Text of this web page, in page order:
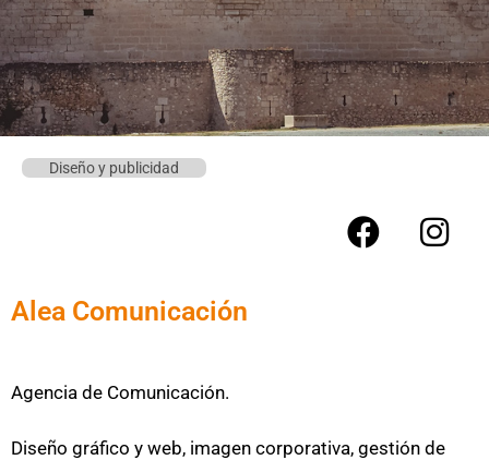
Diseño y publicidad
Alea Comunicación
Agencia de Comunicación.
Diseño gráfico y web, imagen corporativa, gestión de